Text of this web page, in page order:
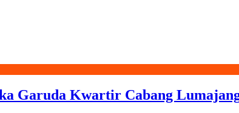
Garuda Kwartir Cabang